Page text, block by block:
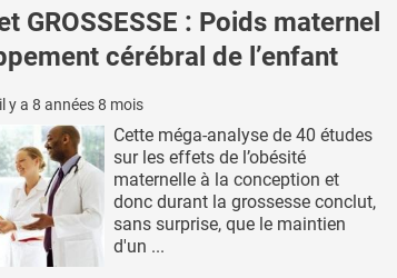
GROSSESSE : Poids maternel
cérébral de l’enfant
y a 8 années 8 mois
Cette méga-analyse de 40 études
sur les effets de l’obésité
maternelle à la conception et
donc durant la grossesse conclut,
sans surprise, que le maintien
d'un ...